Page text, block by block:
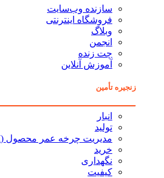
سازنده وب‌سایت
فروشگاه اینترنتی
وبلاگ
انجمن
چت زنده
آموزش آنلاین
زنجیره تأمین
انبار
تولید
مدیریت چرخه عمر محصول (PLM)
خرید
نگهداری
کیفیت